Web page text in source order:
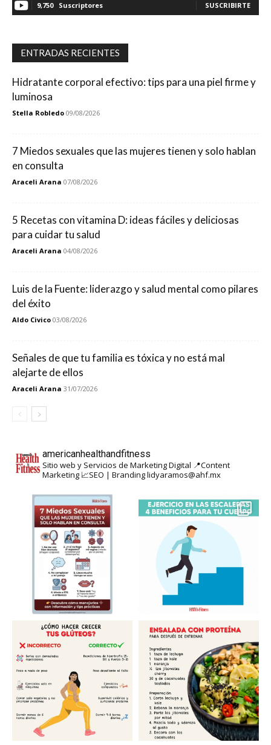
9,750 Suscriptores SUSCRIBIRTE
ENTRADAS RECIENTES
Hidratante corporal efectivo: tips para una piel firme y
luminosa
Stella Robledo 09/08/2026
7 Miedos sexuales que las mujeres tienen y solo hablan
en consulta
Araceli Arana 07/08/2026
5 Recetas con vitamina D: ideas fáciles y deliciosas
para cuidar tu salud
Araceli Arana 04/08/2026
Luis de la Fuente: liderazgo y salud mental como pilares
del éxito
Aldo Civico 03/08/2026
Señales de que tu familia es tóxica y no está mal
alejarte de ellos
Araceli Arana 31/07/2026
americanhealthandfitness
Sitio web y Servicios de Marketing Digital 📍Content
Marketing 📈SEO | Brandinglidyaramos@ahf.mx